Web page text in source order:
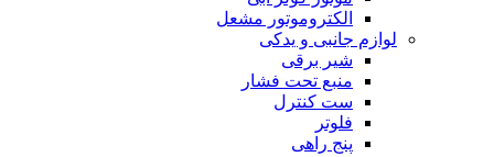
الکتروموتور مشعل
لوازم جانبی و یدکی
شیر برقی
منبع تحت فشار
ست کنترل
فلوتر
پنج راهی